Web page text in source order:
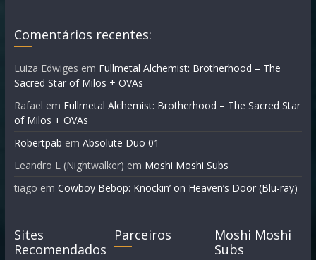
Comentários recentes:
Luiza Edwiges em Fullmetal Alchemist: Brotherhood – The
Sacred Star of Milos + OVAs
Rafael em Fullmetal Alchemist: Brotherhood – The Sacred Star
of Milos + OVAs
Robertpab em Absolute Duo 01
Leandro L (Nightwalker) em Moshi Moshi Subs
tiago em Cowboy Bebop: Knockin’ on Heaven’s Door (Blu-ray)
Sites
Recomendados
Parceiros
Moshi Moshi
Subs